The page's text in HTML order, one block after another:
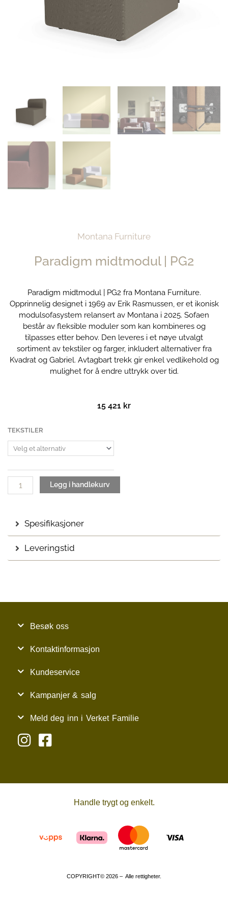
Montana Furniture
Paradigm midtmodul | PG2
Paradigm midtmodul | PG2 fra Montana Furniture.
Opprinnelig designet i 1969 av Erik Rasmussen, er et ikonisk
modulsofasystem relansert av Montana i 2025. Sofaen
består av fleksible moduler som kan kombineres og
tilpasses etter behov. Den leveres i et nøye utvalgt
sortiment av tekstiler og farger, inkludert alternativer fra
Kvadrat og Gabriel. Avtagbart trekk gir enkel vedlikehold og
mulighet for å endre uttrykk over tid.
15 421 kr
TEKSTILER
Paradigm
midtmodul
Legg i handlekurv
Spesifikasjoner
Leveringstid
Besøk oss
Kontaktinformasjon
Kundeservice
Kampanjer & salg
Meld deg inn i Verket Familie
Handle trygt og enkelt.
COPYRIGHT© 2026 – Alle rettigheter.